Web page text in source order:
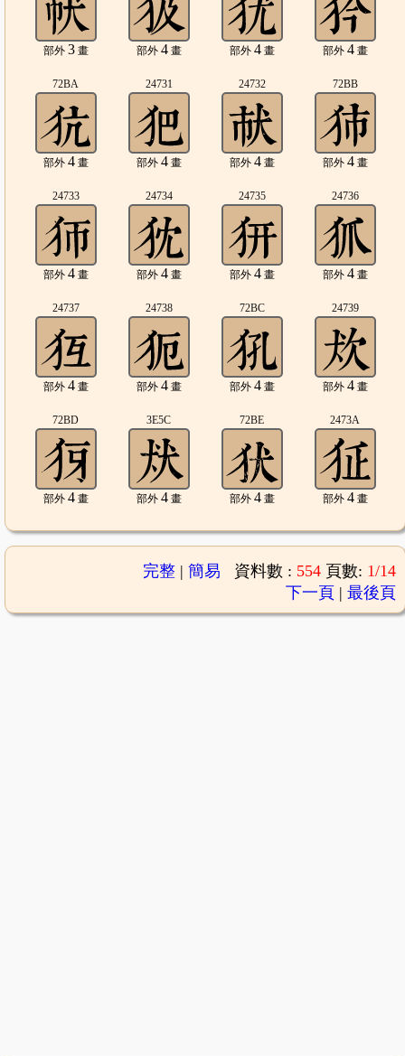
部外 3畫 部外 4畫 部外 4畫 部外 4畫
72BA
部外 4畫
24731
部外 4畫
24732
部外 4畫
72BB
部外 4畫
24733
部外 4畫
24734
部外 4畫
24735
部外 4畫
24736
部外 4畫
24737
部外 4畫
24738
部外 4畫
72BC
部外 4畫
24739
部外 4畫
72BD
部外 4畫
3E5C
部外 4畫
72BE
部外 4畫
2473A
部外 4畫
完整| 簡易 資料數 : 554 頁數: 1/14
下一頁| 最後頁